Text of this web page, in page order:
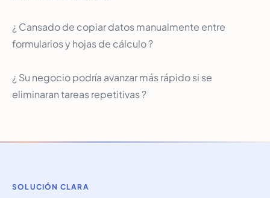
¿ Cansado de copiar datos manualmente entre
formularios y hojas de cálculo ?
¿ Su negocio podría avanzar más rápido si se
eliminaran tareas repetitivas ?
SOLUCIÓN CLARA